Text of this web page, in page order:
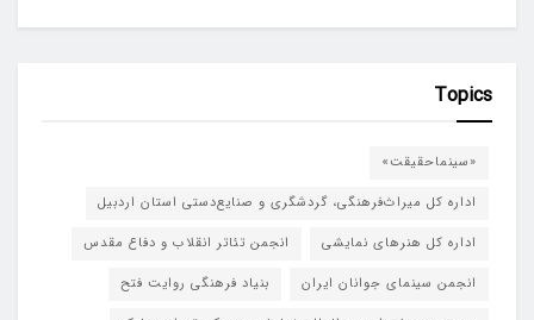
Topics
«سینماحقیقت»
اداره کل میراث‌فرهنگی، گردشگری و صنایع‌دستی استان اردبیل
اداره کل هنرهای نمایشی
انجمن تئاتر انقلاب و دفاع مقدس
انجمن سینمای جوانان ایران
بنیاد فرهنگی روایت فتح